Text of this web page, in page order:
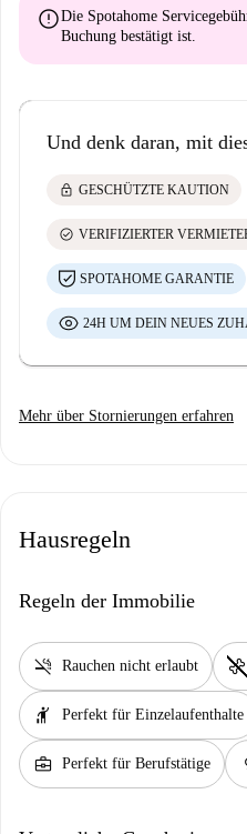
errorDie Spotahome
Buchung bestätigt ist.
Und denk daran, mit
lock GESCHÜTZTE KAUTION
check_circle VERIFIZIERTER
SPOTAHOME GARANTIE
24H UM DEIN NEUES
Mehr über Stornierungen erfahren
Hausregeln
Regeln der Immobilie
smoke_free Rauchen nicht erlaubt pet_supplies
hail Perfekt für Einzelaufenthalte
business_center Perfekt für Berufstätige